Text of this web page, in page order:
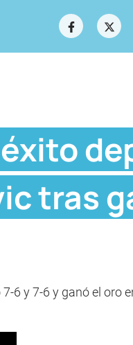
tras
6 y 7-6 y ganó el oro